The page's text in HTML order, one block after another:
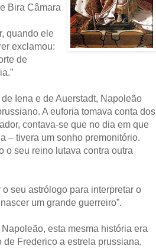
Bira Câmara
quando ele
exclamou:
de
Iena e de Auerstadt, Napoleão
A euforia tomava conta dos
contava-se que no dia em que
– tivera um sonho premonitório.
o seu reino lutava contra outra
seu astrólogo para interpretar o
um grande guerreiro”.
esta mesma história era
Frederico a estrela prussiana,